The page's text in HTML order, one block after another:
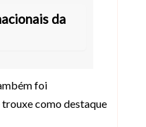
da
foi
trouxe como destaque